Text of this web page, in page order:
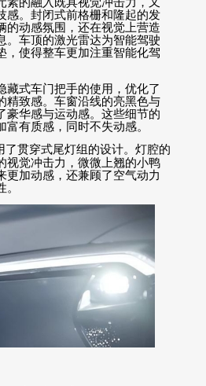
感。封闭式前格栅和隆起的发
的动感氛围，还在视觉上营造
。车顶的激光雷达为智能驾驶
，使得整车更加注重智能化驾
藏式车门把手的使用，优化了
精致感。车窗沿线的亮黑色与
豪华感与运动感。这些细节的
有质感，同时不失动感。
了贯穿式尾灯组的设计。灯腔的
视觉冲击力，微微上翘的小鸭
更加动感，还兼顾了空气动力